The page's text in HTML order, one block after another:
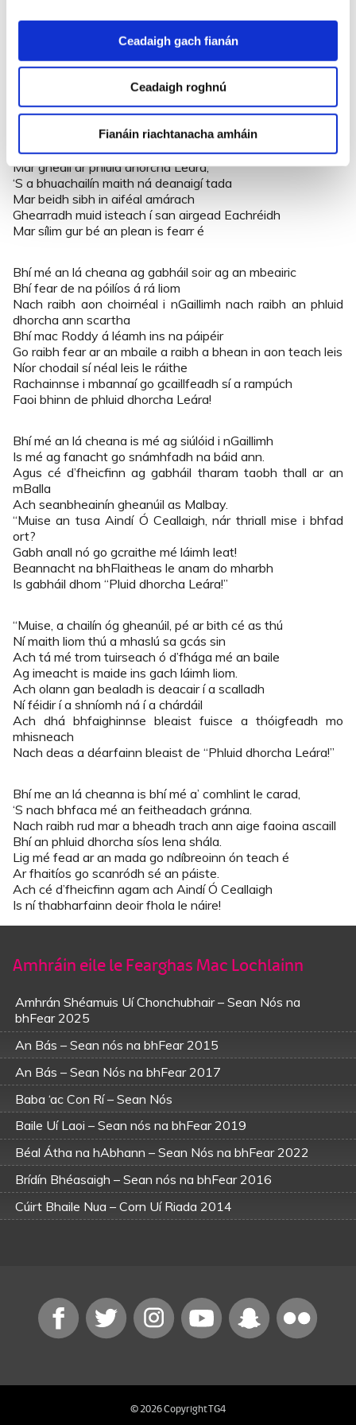
Ceadaigh gach fianán
Ceadaigh roghnú
Fianáin riachtanacha amháin
Nach mbeidh ar thuairisc phluid dhorcha Leára
Mar dhá bhfaigheadh sí trí oíche í le scaradh ar an leaba
Nach mbeadh mac aici i gceann na dtrí ráithe.
’S tá Henry Mitchell ’s a chlaimhe is a ghunna aige
Anseo againn ar Chnocán an Bháire,
Chuala sé i gCorcaigh go raibh sé ina chogadh
Mar gheall ar phluid dhorcha Leára;
‘S a bhuachailín maith ná deanaigí tada
Mar beidh sibh in aiféal amárach
Ghearradh muid isteach í san airgead Eachréidh
Mar sílim gur bé an plean is fearr é
Bhí mé an lá cheana ag gabháil soir ag an mbeairic
Bhí fear de na póilíos á rá liom
Nach raibh aon choirnéal i nGaillimh nach raibh an phluid
dhorcha ann scartha
Bhí mac Roddy á léamh ins na páipéir
Go raibh fear ar an mbaile a raibh a bhean in aon teach leis
Níor chodail sí néal leis le ráithe
Rachainnse i mbannaí go gcaillfeadh sí a rampúch
Faoi bhinn de phluid dhorcha Leára!
Bhí mé an lá cheana is mé ag siúlóid i nGaillimh
Is mé ag fanacht go snámhfadh na báid ann.
Agus cé d’fheicfinn ag gabháil tharam taobh thall ar an
mBalla
Ach seanbheainín gheanúil as Malbay.
“Muise an tusa Aindí Ó Ceallaigh, nár thriall mise i bhfad
ort?
Gabh anall nó go gcraithe mé láimh leat!
Beannacht na bhFlaitheas le anam do mharbh
Is gabháil dhom “Pluid dhorcha Leára!”
“Muise, a chailín óg gheanúil, pé ar bith cé as thú
Ní maith liom thú a mhaslú sa gcás sin
Ach tá mé trom tuirseach ó d’fhága mé an baile
Ag imeacht is maide ins gach láimh liom.
Ach olann gan bealadh is deacair í a scalladh
Ní féidir í a shníomh ná í a chárdáil
Ach dhá bhfaighinnse bleaist fuisce a thóigfeadh mo
mhisneach
Nach deas a déarfainn bleaist de “Phluid dhorcha Leára!”
Bhí me an lá cheanna is bhí mé a’ comhlint le carad,
‘S nach bhfaca mé an feitheadach gránna.
Nach raibh rud mar a bheadh trach ann aige faoina ascaill
Bhí an phluid dhorcha síos lena shála.
Lig mé fead ar an mada go ndíbreoinn ón teach é
Ar fhaitíos go scanródh sé an páiste.
Ach cé d’fheicfinn agam ach Aindí Ó Ceallaigh
Is ní thabharfainn deoir fhola le náire!
Amhráin eile le Fearghas Mac Lochlainn
Amhrán Shéamuis Uí Chonchubhair – Sean Nós na
bhFear 2025
An Bás – Sean nós na bhFear 2015
An Bás – Sean Nós na bhFear 2017
Baba ‘ac Con Rí – Sean Nós
Baile Uí Laoi – Sean nós na bhFear 2019
Béal Átha na hAbhann – Sean Nós na bhFear 2022
Brídín Bhéasaigh – Sean nós na bhFear 2016
Cúirt Bhaile Nua – Corn Uí Riada 2014
Peigí Mistéal – Corn Uí Riada 2009
Peigín Mistéal – Sean Nós na bhFear 2022
© 2026 Copyright TG4